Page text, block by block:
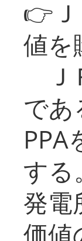
👉
値
Ｊ
であ
する
発電
価値